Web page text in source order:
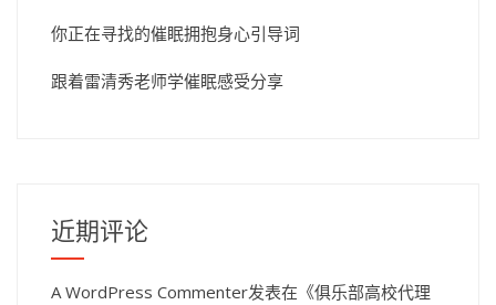
你正在寻找的催眠拥抱身心引导词
跟着雷清秀老师学催眠感受分享
近期评论
A WordPress Commenter发表在《俱乐部高校代理